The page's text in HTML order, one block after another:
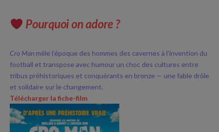
Pourquoi on adore ?
Cro Man mêle l’époque des hommes des cavernes à l’invention du
football et transpose avec humour un choc des cultures entre
tribus préhistoriques et conquérants en bronze — une fable drôle
et solidaire sur le changement.
Télécharger la fiche-film